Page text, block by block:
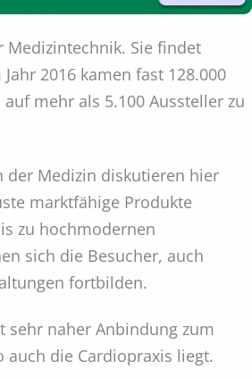
Medizintechnik. Sie findet
2016 kamen fast 128.000
mehr als 5.100 Aussteller zu
der Medizin diskutieren hier
marktfähige Produkte
zu hochmodernen
sich die Besucher, auch
fortbilden.
sehr naher Anbindung zum
die Cardiopraxis liegt.